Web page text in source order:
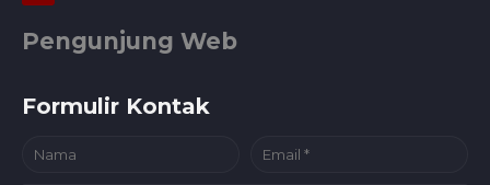
Pengunjung Web
Formulir Kontak